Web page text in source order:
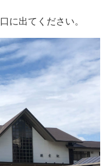
に出てください。